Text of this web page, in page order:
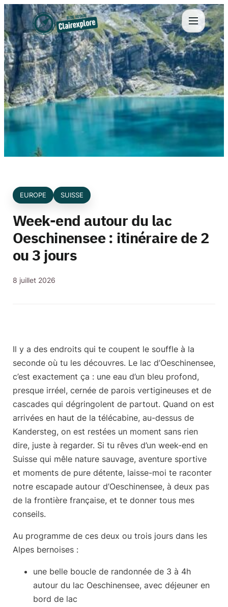
Aller
au
contenu
EUROPE SUISSE
Week-end autour du lac
Oeschinensee : itinéraire de 2
ou 3 jours
8 juillet 2026
Il y a des endroits qui te coupent le souffle à la
seconde où tu les découvres. Le lac d’Oeschinensee,
c’est exactement ça : une eau d’un bleu profond,
presque irréel, cernée de parois vertigineuses et de
cascades qui dégringolent de partout. Quand on est
arrivées en haut de la télécabine, au-dessus de
Kandersteg, on est restées un moment sans rien
dire, juste à regarder. Si tu rêves d’un week-end en
Suisse qui mêle nature sauvage, aventure sportive
et moments de pure détente, laisse-moi te raconter
notre escapade autour d’Oeschinensee, à deux pas
de la frontière française, et te donner tous mes
conseils.
Au programme de ces deux ou trois jours dans les
Alpes bernoises :
une belle boucle de randonnée de 3 à 4h
autour du lac Oeschinensee, avec déjeuner en
bord de lac